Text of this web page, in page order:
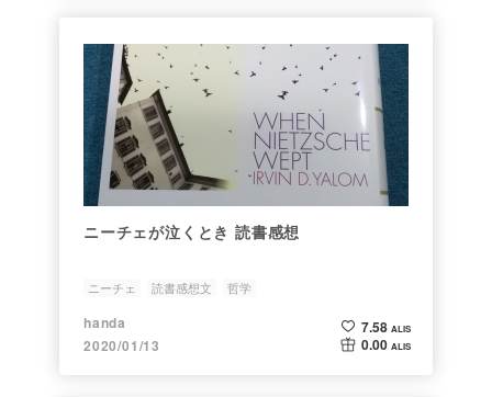
ニーチェが泣くとき 読書感想
ニーチェ 読書感想文 哲学
handa
2020/01/13
7.58 ALIS
0.00 ALIS